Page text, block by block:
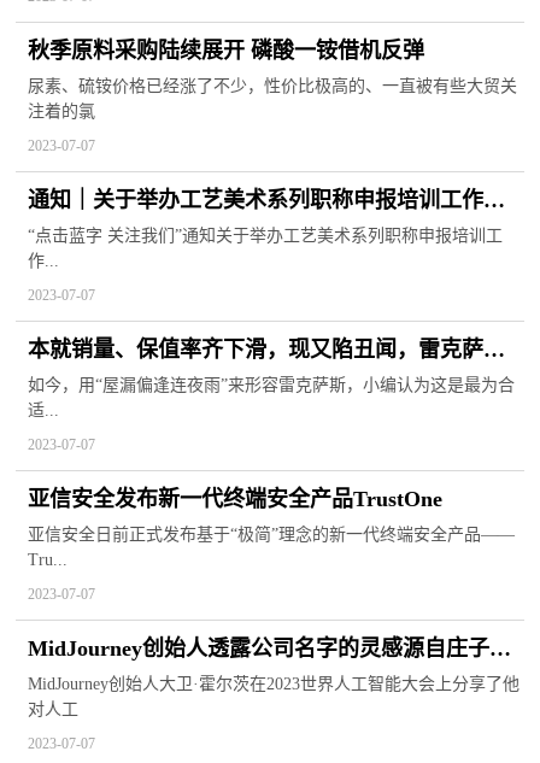
秋季原料采购陆续展开 磷酸一铵借机反弹
尿素、硫铵价格已经涨了不少，性价比极高的、一直被有些大贸关
注着的氯
2023-07-07
通知｜关于举办工艺美术系列职称申报培训工作的
通知
“点击蓝字 关注我们”通知关于举办工艺美术系列职称申报培训工
作...
2023-07-07
本就销量、保值率齐下滑，现又陷丑闻，雷克萨斯
将走向何方？
如今，用“屋漏偏逢连夜雨”来形容雷克萨斯，小编认为这是最为合
适...
2023-07-07
亚信安全发布新一代终端安全产品TrustOne
亚信安全日前正式发布基于“极简”理念的新一代终端安全产品——
Tru...
2023-07-07
MidJourney创始人透露公司名字的灵感源自庄子的
“中道”
MidJourney创始人大卫·霍尔茨在2023世界人工智能大会上分享了他
对人工
2023-07-07